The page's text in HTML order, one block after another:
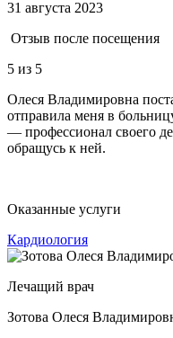
31 августа 2023
Отзыв после посещения
5 из 5
Олеся Владимировна
отправила меня в
— профессионал своего
обращусь к ней.
Оказанные услуги
Кардиология
Лечащий врач
Зотова Олеся